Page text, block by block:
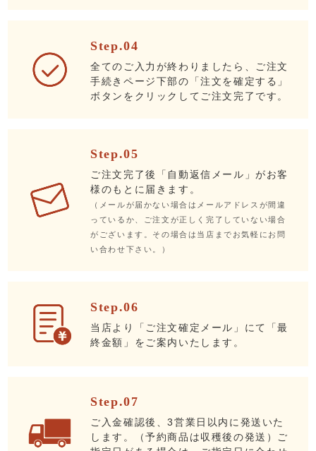
Step.04
全てのご入力が終わりましたら、ご注文
手続きページ下部の「注文を確定する」
ボタンをクリックしてご注文完了です。
Step.05
ご注文完了後「自動返信メール」がお客
様のもとに届きます。
（メールが届かない場合はメールアドレスが間違
っているか、ご注文が正しく完了していない場合
がございます。その場合は当店までお気軽にお問
い合わせ下さい。）
Step.06
当店より「ご注文確定メール」にて「最
終金額」をご案内いたします。
Step.07
ご入金確認後、3営業日以内に発送いた
します。（予約商品は収穫後の発送）ご